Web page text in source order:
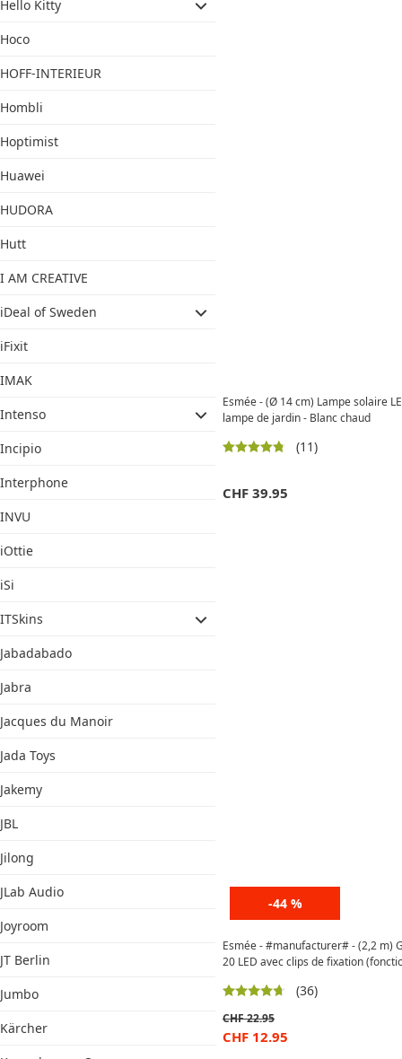
Hello Kitty
Hoco
HOFF-INTERIEUR
Hombli
Hoptimist
Huawei
HUDORA
Hutt
I AM CREATIVE
iDeal of Sweden
iFixit
IMAK
Intenso
Incipio
Interphone
INVU
iOttie
iSi
ITSkins
Jabadabado
Jabra
Jacques du Manoir
Jada Toys
Jakemy
JBL
Jilong
JLab Audio
Joyroom
JT Berlin
Jumbo
Kärcher
Esmée - (Ø 14 cm) Lampe solaire
lampe de jardin - Blanc chaud
(11)
CHF 39.95
-44 %
Esmée - #manufacturer# - (2,2 m)
20 LED avec clips de fixation
(36)
CHF22.95
CHF 12.95